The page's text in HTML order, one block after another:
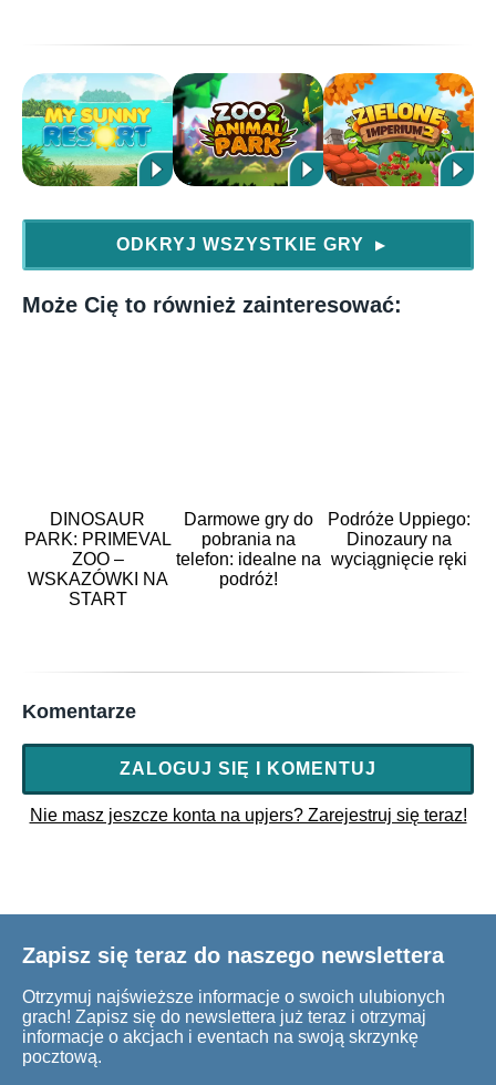
ODKRYJ WSZYSTKIE GRY ▶
Może Cię to również zainteresować:
DINOSAUR
PARK: PRIMEVAL
ZOO –
WSKAZÓWKI NA
START
Darmowe gry do
pobrania na
telefon: idealne na
podróż!
Podróże Uppiego:
Dinozaury na
wyciągnięcie ręki
Komentarze
ZALOGUJ SIĘ I KOMENTUJ
Nie masz jeszcze konta na upjers? Zarejestruj się teraz!
Zapisz się teraz do naszego newslettera
Otrzymuj najświeższe informacje o swoich ulubionych
grach! Zapisz się do newslettera już teraz i otrzymaj
informacje o akcjach i eventach na swoją skrzynkę
pocztową.